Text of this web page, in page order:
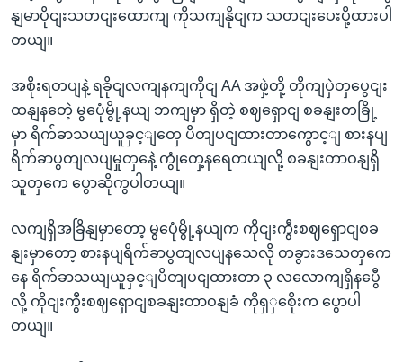
နျမာပိုငျးသတငျးထောကျ ကိုသကျနိုငျက သတငျးပေးပို့ထားပါ
တယျ။
အစိုးရတပျနဲ့ ရခိုငျလကျနကျကိုငျ AA အဖှဲ့တို့ တိုကျပှဲတှပွေငျး
ထနျနတေဲ့ မွပေုံမွို့နယျ ဘကျမှာ ရှိတဲ့ စဈရှောငျ စခနျးတခြို့
မှာ ရိက်ခာသယျယူခှင့ျတှေ ပိတျပငျထားတာကွောင့ျ စားနပျ
ရိက်ခာပွတျလပျမှုတှနေဲ့ ကွုံတှေ့နရေတယျလို့ စခနျးတာဝနျရှိ
သူတှကေ ပွောဆိုကွပါတယျ။
လကျရှိအခြိနျမှာတော့ မွပေုံမွို့နယျက ကိုငျးကွီးစဈရှောငျစခ
နျးမှာတော့ စားနပျရိက်ခာပွတျလပျနသေလို တခွားဒသေတှကေ
နေ ရိက်ခာသယျယူခှင့ျပိတျပငျထားတာ ၃ လလောကျရှိနပွေီ
လို့ ကိုငျးကွီးစဈရှောငျစခနျးတာဝနျခံ ကိုရှှစေိုးက ပွောပါ
တယျ။